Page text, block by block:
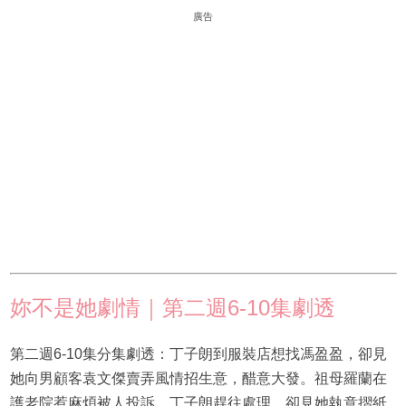
廣告
妳不是她劇情｜第二週6-10集劇透
第二週6-10集分集劇透：丁子朗到服裝店想找馮盈盈，卻見
她向男顧客袁文傑賣弄風情招生意，醋意大發。祖母羅蘭在